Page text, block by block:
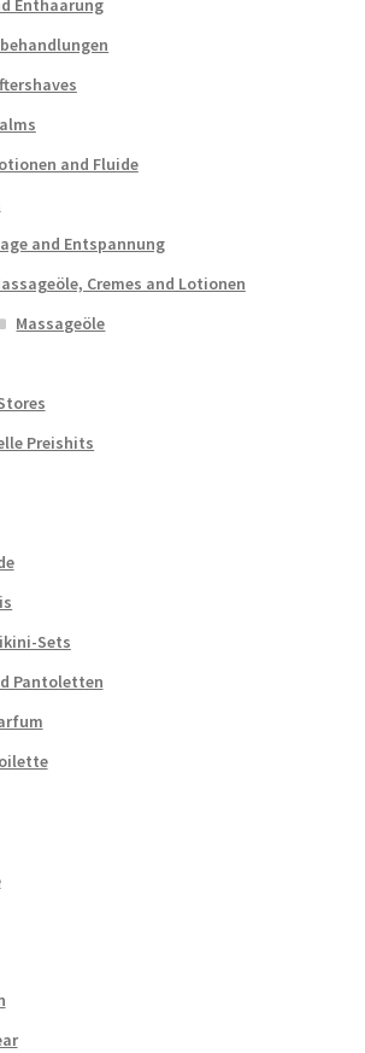
Enthaarung
and Fluide
and Entspannung
Cremes and Lotionen
Massageöle
Preishits
Sets
Pantoletten